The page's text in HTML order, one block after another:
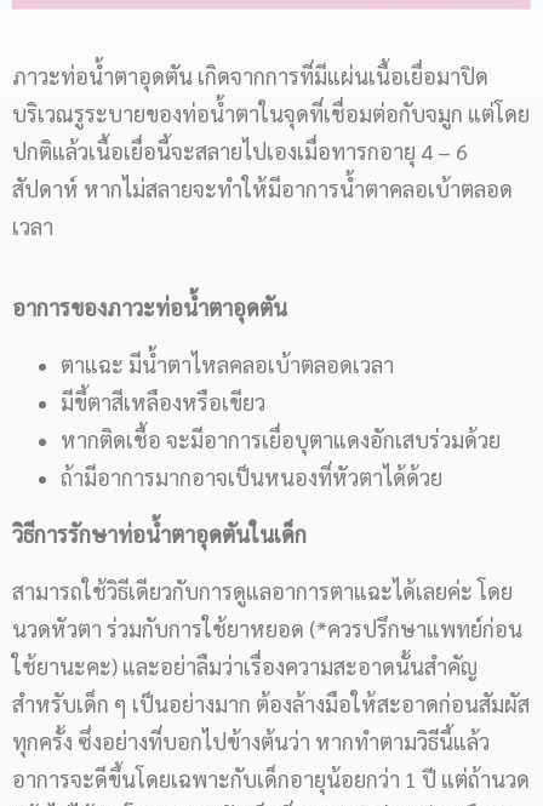
ภาวะท่อน้ำตาอุดตัน เกิดจากการที่มีแผ่นเนื้อเยื่อมาปิด
บริเวณรูระบายของท่อน้ำตาในจุดที่เชื่อมต่อกับจมูก แต่โดย
ปกติแล้วเนื้อเยื่อนี้จะสลายไปเองเมื่อทารกอายุ 4 – 6
สัปดาห์ หากไม่สลายจะทำให้มีอาการน้ำตาคลอเบ้าตลอด
เวลา
อาการของภาวะท่อน้ำตาอุดตัน
ตาแฉะ มีน้ำตาไหลคลอเบ้าตลอดเวลา
มีขี้ตาสีเหลืองหรือเขียว
หากติดเชื้อ จะมีอาการเยื่อบุตาแดงอักเสบร่วมด้วย
ถ้ามีอาการมากอาจเป็นหนองที่หัวตาได้ด้วย
วิธีการรักษาท่อน้ำตาอุดตันในเด็ก
สามารถใช้วิธีเดียวกับการดูแลอาการตาแฉะได้เลยค่ะ โดย
นวดหัวตา ร่วมกับการใช้ยาหยอด (*ควรปรึกษาแพทย์ก่อน
ใช้ยานะคะ) และอย่าลืมว่าเรื่องความสะอาดนั้นสำคัญ
สำหรับเด็ก ๆ เป็นอย่างมาก ต้องล้างมือให้สะอาดก่อนสัมผัส
ทุกครั้ง ซึ่งอย่างที่บอกไปข้างต้นว่า หากทำตามวิธีนี้แล้ว
อาการจะดีขึ้นโดยเฉพาะกับเด็กอายุน้อยกว่า 1 ปี แต่ถ้านวด